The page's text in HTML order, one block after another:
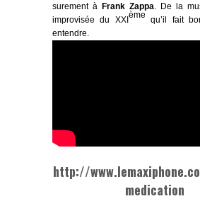
surement à Frank Zappa . De la
improvisée du XXIème qu’il fait
entendre.
http://
medication